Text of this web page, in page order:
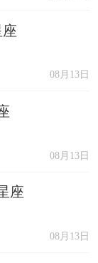
08月13日
08月13日
座
08月13日